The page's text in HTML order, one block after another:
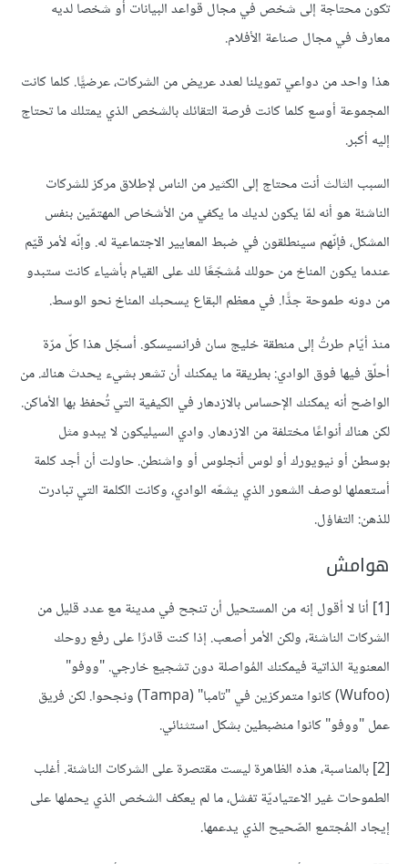
تكون محتاجة إلى شخص في مجال قواعد البيانات أو شخصا لديه
معارف في مجال صناعة الأفلام.
هذا واحد من دواعي تمويلنا لعدد عريض من الشركات، عرضيًّا. كلما كانت
المجموعة أوسع كلما كانت فرصة التقائك بالشخص الذي يمتلك ما تحتاج
إليه أكبر.
السبب الثالث أنت محتاج إلى الكثير من الناس لإطلاق مركز للشركات
الناشئة هو أنه لمّا يكون لديك ما يكفي من الأشخاص المهتمّين بنفس
المشكل، فإنّهم سينطلقون في ضبط المعايير الاجتماعية له. وإنّه لأمر قيّم
عندما يكون المناخ من حولك مُشجّعًا لك على القيام بأشياء كانت ستبدو
من دونه طموحة جدًّا. في معظم البقاع يسحبك المناخ نحو الوسط.
منذ أيّام طرتُ إلى منطقة خليج سان فرانسيسكو. أسجّل هذا كلّ مرّة
أحلّق فيها فوق الوادي: بطريقة ما يمكنك أن تشعر بشيء يحدث هناك. من
الواضح أنه يمكنك الإحساس بالازدهار في الكيفية التي تُحفظ بها الأماكن.
لكن هناك أنواعًا مختلفة من الازدهار. وادي السيليكون لا يبدو مثل
بوسطن أو نيويورك أو لوس أنجلوس أو واشنطن. حاولت أن أجد كلمة
أستعملها لوصف الشعور الذي يشعّه الوادي، وكانت الكلمة التي تبادرت
للذهن: التفاؤل.
هوامش
[1] أنا لا أقول إنه من المستحيل أن تنجح في مدينة مع عدد قليل من
الشركات الناشئة، ولكن الأمر أصعب. إذا كنت قادرًا على رفع روحك
المعنوية الذاتية فيمكنك المُواصلة دون تشجيع خارجي. "ووفو"
(Wufoo) كانوا متمركزين في "تامبا" (Tampa) ونجحوا. لكن فريق
عمل "ووفو" كانوا منضبطين بشكل استثنائي.
[2] بالمناسبة، هذه الظاهرة ليست مقتصرة على الشركات الناشئة. أغلب
الطموحات غير الاعتياديّة تفشل، ما لم يعكف الشخص الذي يحملها على
إيجاد المُجتمع الصّحيح الذي يدعمها.